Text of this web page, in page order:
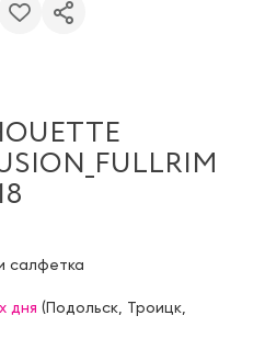
салфетка
дня (Подольск Троицк